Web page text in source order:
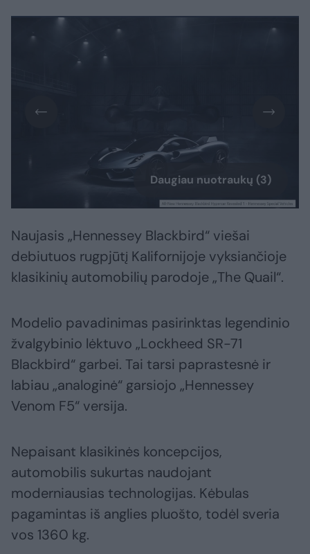
Daugiau nuotraukų (3)
Naujasis „Hennessey Blackbird“ viešai
debiutuos rugpjūtį Kalifornijoje vyksiančioje
klasikinių automobilių parodoje „The Quail“.
Modelio pavadinimas pasirinktas legendinio
žvalgybinio lėktuvo „Lockheed SR-71
Blackbird“ garbei. Tai tarsi paprastesnė ir
labiau „analoginė“ garsiojo „Hennessey
Venom F5“ versija.
Nepaisant klasikinės koncepcijos,
automobilis sukurtas naudojant
moderniausias technologijas. Kėbulas
pagamintas iš anglies pluošto, todėl sveria
vos 1360 kg.